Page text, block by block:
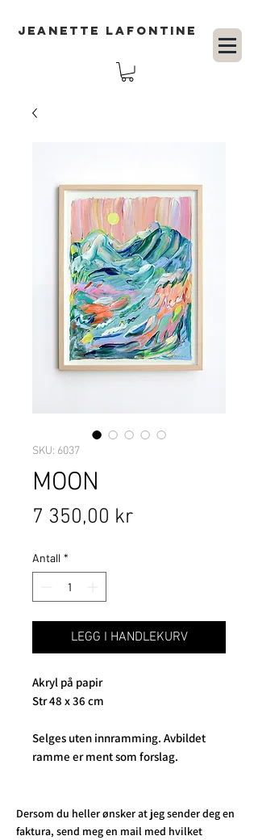
JEANETTE LAFONTINE
SKU: 6037
MOON
7 350,00 krPris
Antall *
LEGG I HANDLEKURV
Akryl på papir
Str 48 x 36 cm
Selges uten innramming. Avbildet
ramme er ment som forslag.
Dersom du heller ønsker at jeg sender deg en
faktura, send meg en mail med hvilket